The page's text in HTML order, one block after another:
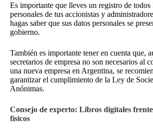
Es importante que lleves un registro de todos
personales de tus accionistas y
hagas saber que sus datos personales se
gobierno.
También es importante tener en cuenta que,
secretarios de empresa no son necesarios al
una nueva empresa en Argentina, se
garantizar el cumplimiento de la Ley de
Anónimas.
Consejo de experto: Libros digitales
físicos